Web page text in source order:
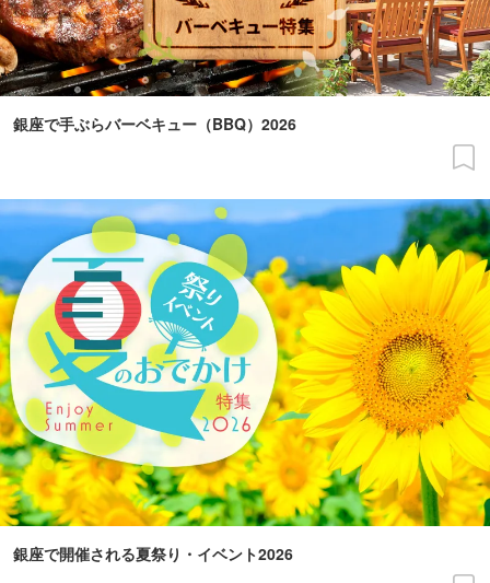
銀座で手ぶらバーベキュー（BBQ）2026
銀座で開催される夏祭り・イベント2026